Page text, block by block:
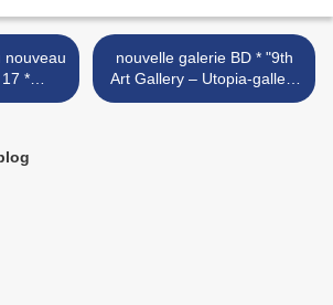
*
*
nouvelle galerie BD * "9th
Art Gallery – Utopia-gallery
*Wavre. : belgique >